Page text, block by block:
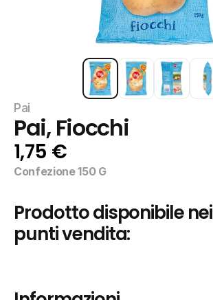
Pai
Pai, Fiocchi
1,75 €
Confezione 150 G
Prodotto disponibile
punti vendita: